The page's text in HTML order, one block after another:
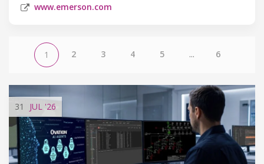
www.emerson.com
1 2 3 4 5 ... 6
31 JUL '26